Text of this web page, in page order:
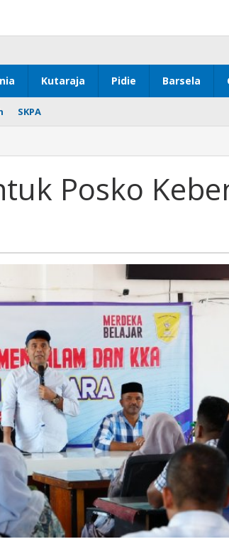
Kutaraja Pidie Barsela
SKPA
Posko